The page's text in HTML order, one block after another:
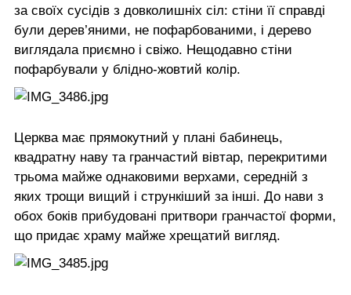
за своїх сусідів з довколишніх сіл: стіни її справді
були дерев’яними, не пофарбованими, і дерево
виглядала приємно і свіжо. Нещодавно стіни
пофарбували у блідно-жовтий колір.
Церква має прямокутний у плані бабинець,
квадратну наву та гранчастий вівтар, перекритими
трьома майже однаковими верхами, середній з
яких трощи вищий і стрункіший за інші. До нави з
обох боків прибудовані притвори гранчастої форми,
що придає храму майже хрещатий вигляд.